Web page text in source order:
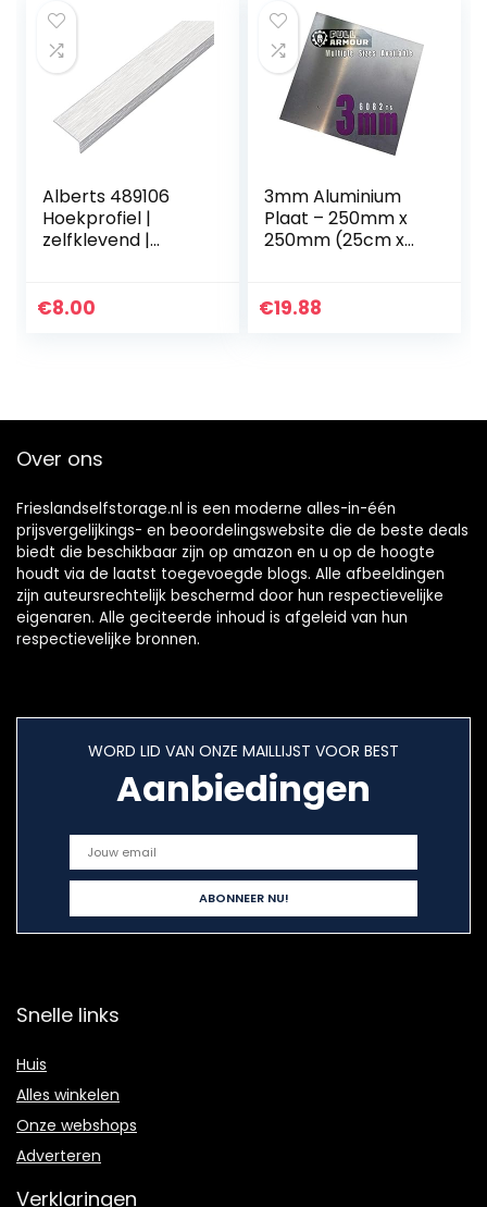
Alberts 489106
Hoekprofiel |
zelfklevend |
20 x 10 mm
€8.00
3mm Aluminium
Plaat – 250mm x
250mm (25cm x
€19.88
Over ons
Frieslandselfstorage.nl is een moderne alles-in-één
prijsvergelijkings- en beoordelingswebsite die de beste deals
biedt die beschikbaar zijn op amazon en u op de hoogte
houdt via de laatst toegevoegde blogs. Alle afbeeldingen
zijn auteursrechtelijk beschermd door hun respectievelijke
eigenaren. Alle geciteerde inhoud is afgeleid van hun
respectievelijke bronnen.
WORD LID VAN ONZE MAILLIJST VOOR BEST
Aanbiedingen
Snelle links
Huis
Alles winkelen
Onze webshops
Adverteren
Verklaringen